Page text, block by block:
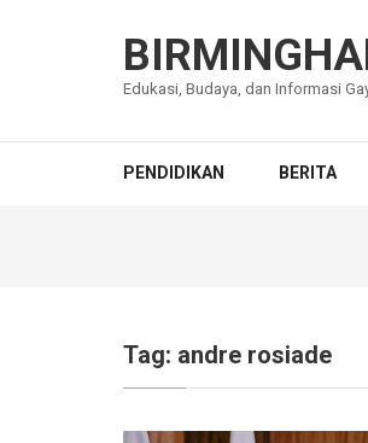
Edukasi, Budaya, dan Informasi
PENDIDIKAN BERITA
Tag: andre rosiade